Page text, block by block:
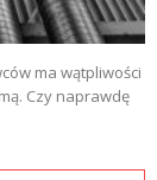
ma wątpliwości
Czy naprawdę